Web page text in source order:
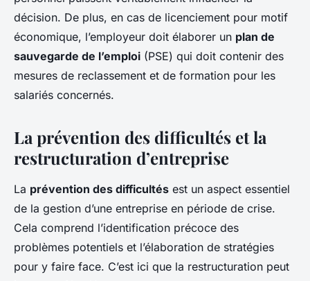
décision. De plus, en cas de licenciement pour motif
économique, l’employeur doit élaborer un plan de
sauvegarde de l’emploi (PSE) qui doit contenir des
mesures de reclassement et de formation pour les
salariés concernés.
La prévention des difficultés et la
restructuration d’entreprise
La prévention des difficultés est un aspect essentiel
de la gestion d’une entreprise en période de crise.
Cela comprend l’identification précoce des
problèmes potentiels et l’élaboration de stratégies
pour y faire face. C’est ici que la restructuration peut